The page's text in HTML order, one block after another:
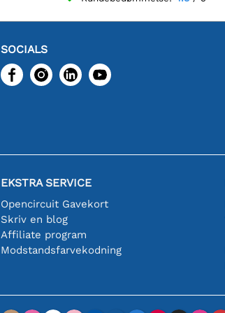
SOCIALS
EKSTRA SERVICE
Opencircuit Gavekort
Skriv en blog
Affiliate program
Modstandsfarvekodning